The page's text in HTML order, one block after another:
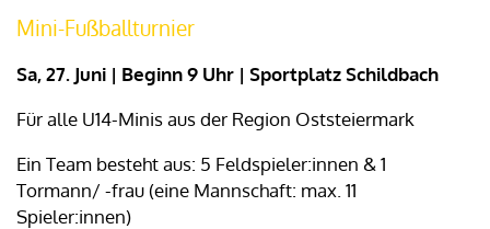
Mini-Fußballturnier
Sa, 27. Juni | Beginn 9 Uhr | Sportplatz Schildbach
Für alle U14-Minis aus der Region Oststeiermark
Ein Team besteht aus: 5 Feldspieler:innen & 1
Tormann/ -frau (eine Mannschaft: max. 11
Spieler:innen)